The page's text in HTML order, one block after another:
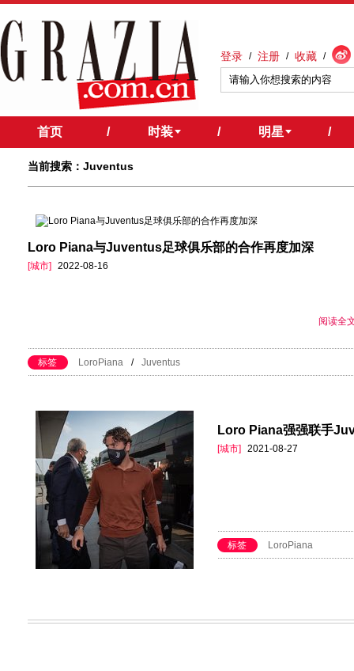
登录 / 注册 / 收藏 /
首页 / 时装 / 明星 /
当前搜索：Juventus
Loro Piana与Juventus足球俱乐部的合作再度加深
[城市] 2022-08-16
阅读全
标签 LoroPiana / Juventus
Loro Piana强强联手
[城市] 2021-08-27
标签 LoroPiana